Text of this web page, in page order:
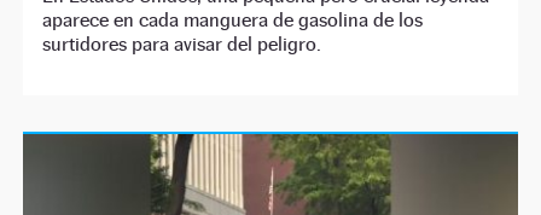
aparece en cada manguera de gasolina de los
surtidores para avisar del peligro.